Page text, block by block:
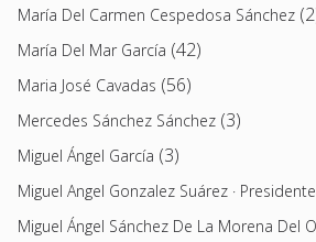
María Del Carmen Cespedosa Sánchez
María Del Mar García (42)
Maria José Cavadas (56)
Mercedes Sánchez Sánchez (3)
Miguel Ángel García (3)
Miguel Angel Gonzalez Suárez · Presidente
Miguel Ángel Sánchez De La Morena Del